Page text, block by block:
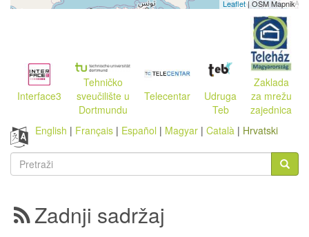
Leaflet| OSM Mapnik
Interface3
Tehničko
sveučilište u
Dortmundu
Telecentar
Udruga
Teb
Zaklada
za mrežu
zajednica
English
Français Español Magyar Català Hrvatski
Obrazac
Zadnji sadržaj